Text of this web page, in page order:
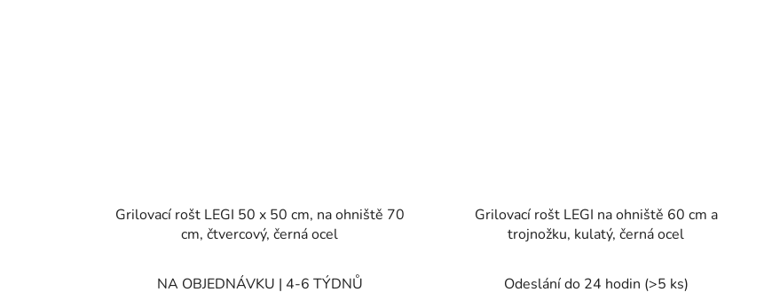
Grilovací rošt LEGI 50 x 50 cm, na ohniště 70
cm, čtvercový, černá ocel
NA OBJEDNÁVKU | 4-6 TÝDNŮ
Grilovací rošt LEGI na ohniště 60 cm a
trojnožku, kulatý, černá ocel
Odeslání do 24 hodin (>5 ks)